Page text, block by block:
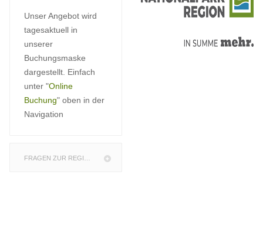
Unser Angebot wird
tagesaktuell in
unserer
Buchungsmaske
dargestellt. Einfach
unter "Online
Buchung" oben in der
Navigation
FRAGEN ZUR REGION